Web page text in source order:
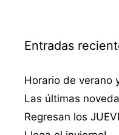
Entradas
Horario de verano
Las últimas
Regresan los